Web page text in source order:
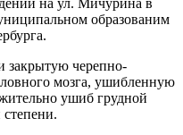
образованим
закрытую черепно-
мозга, ушибленную
ушиб грудной